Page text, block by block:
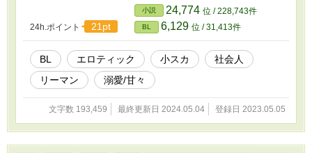
はR-18表記をあえて入れていません。 更新は土
曜と日曜と祝日の6時と18時を予定しています。
予定は未定なところがありますが、よろしくお
願いします。
24h.ポイント 21pt
小説 24,774 位 / 228,743件
BL 6,129 位 / 31,413件
BL エロティック 小スカ
社会人
リーマン
溺愛/甘々
文字数 193,459 最終更新日 2024.05.04 登録日 2023.05.05